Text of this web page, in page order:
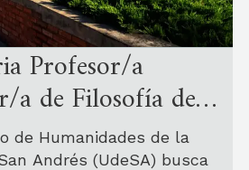
Profesor/a
a de Filosofía de
de Humanidades de la
Andrés (UdeSA) busca